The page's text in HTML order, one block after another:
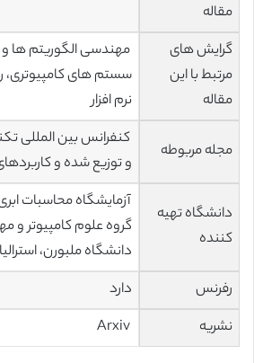
مقاله
گرایش های
مرتبط با این
مقاله
مهندسی الگوریتم ها
سستم های کامپیوتری،
نرم افزار
مجله مربوطه
کنفرانس بین المللی
و توزیع شده و
دانشگاه تهیه
کننده
آزمایشگاه محاسبات
گروه علوم کامپیوتر و
دانشگاه ملبورن، استرالیا
رفرنس
دارد
نشریه